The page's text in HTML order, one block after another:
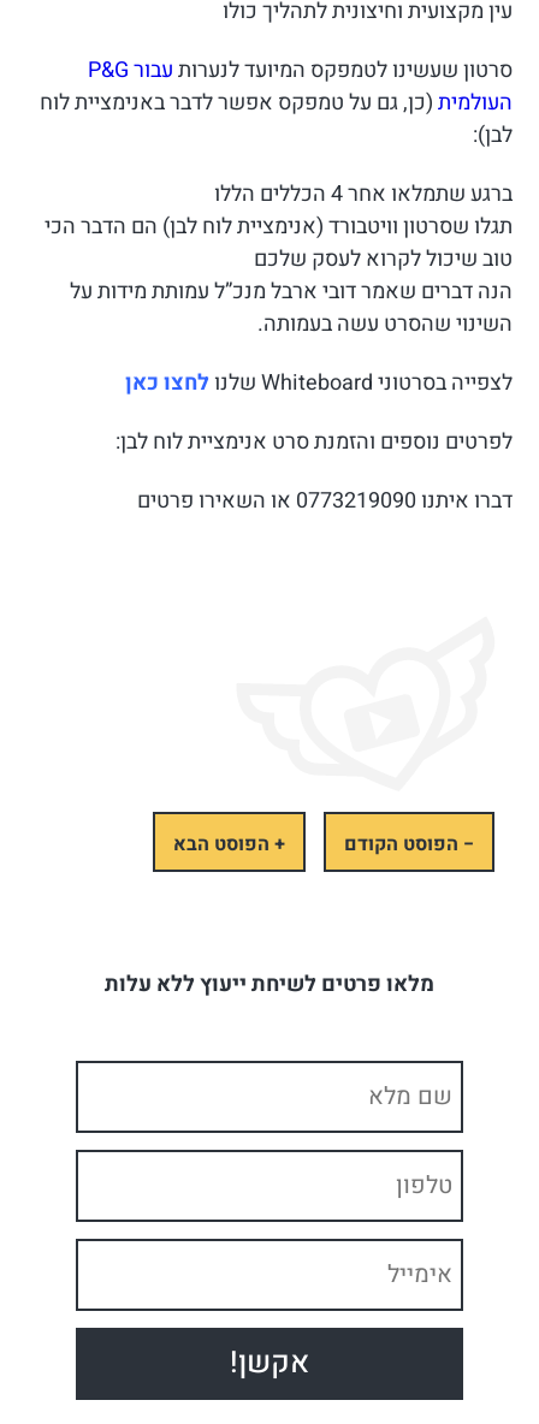
עין מקצועית וחיצונית לתהליך כולו
סרטון שעשינו לטמפקס המיועד לנערות
עבור P&G
העולמית(כן, גם על טמפקס אפשר לדבר באנימציית לוח
לבן):
ברגע שתמלאו אחר 4 הכללים הללו
תגלו שסרטון וויטבורד (אנימציית לוח לבן) הם הדבר הכי
טוב שיכול לקרוא לעסק שלכם
הנה דברים שאמר דובי ארבל מנכ”ל עמותת מידות על
השינוי שהסרט עשה בעמותה.
לצפייה בסרטוני Whiteboard שלנו
לחצו כאן
לפרטים נוספים והזמנת סרט אנימציית לוח לבן:
דברו איתנו 0773219090 או השאירו פרטים
− הפוסט הקודם + הפוסט הבא
מלאו פרטים לשיחת ייעוץ ללא עלות